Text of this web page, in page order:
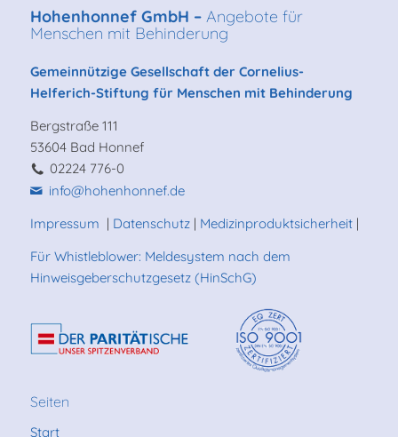
Hohenhonnef GmbH –Angebote für
Menschen mit Behinderung
Gemeinnützige Gesellschaft der Cornelius-
Helferich-Stiftung für Menschen mit Behinderung
Bergstraße 111
53604 Bad Honnef
02224 776-0
info@hohenhonnef.de
Impressum | Datenschutz| Medizinproduktsicherheit|
Für Whistleblower: Meldesystem nach dem
Hinweisgeberschutzgesetz (HinSchG)
Seiten
Start